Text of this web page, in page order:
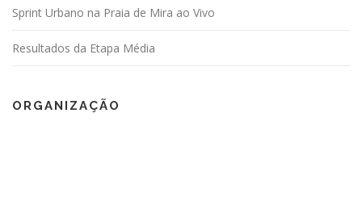
Sprint Urbano na Praia de Mira ao Vivo
Resultados da Etapa Média
ORGANIZAÇÃO